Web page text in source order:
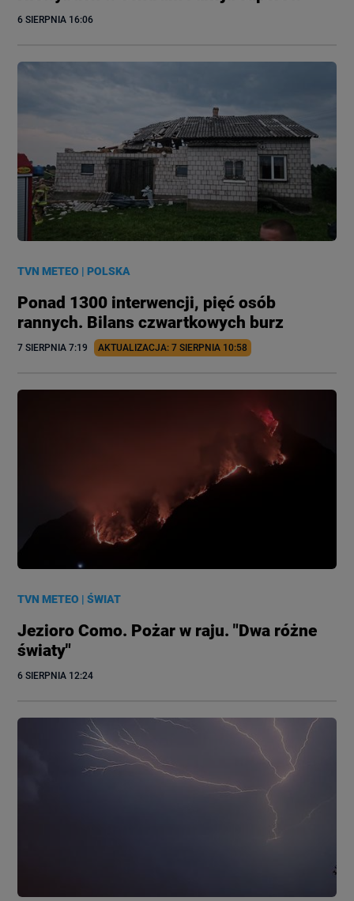
6 SIERPNIA 16:06
TVN METEO |POLSKA
Ponad 1300 interwencji, pięć osób
rannych. Bilans czwartkowych burz
7 SIERPNIA 7:19 AKTUALIZACJA: 7 SIERPNIA 10:58
TVN METEO |ŚWIAT
Jezioro Como. Pożar w raju. "Dwa różne
światy"
6 SIERPNIA 12:24